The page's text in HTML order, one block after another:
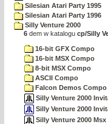
Silesian Atari Party 1995
Silesian Atari Party 1996
Silly Venture 2000
6 dem w katalogu cp/Silly
16-bit GFX Compo
16-bit MSX Compo
8-bit MSX Compo
ASCII Compo
Falcon Demos Compo
Silly Venture 2000
Silly Venture 2000
Silly Venture 2000